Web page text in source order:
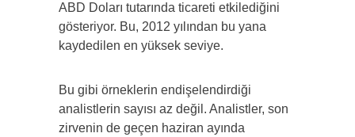
ABD Doları tutarında ticareti etkilediğini
gösteriyor. Bu, 2012 yılından bu yana
kaydedilen en yüksek seviye.
Bu gibi örneklerin endişelendirdiği
analistlerin sayısı az değil. Analistler, son
zirvenin de geçen haziran ayında